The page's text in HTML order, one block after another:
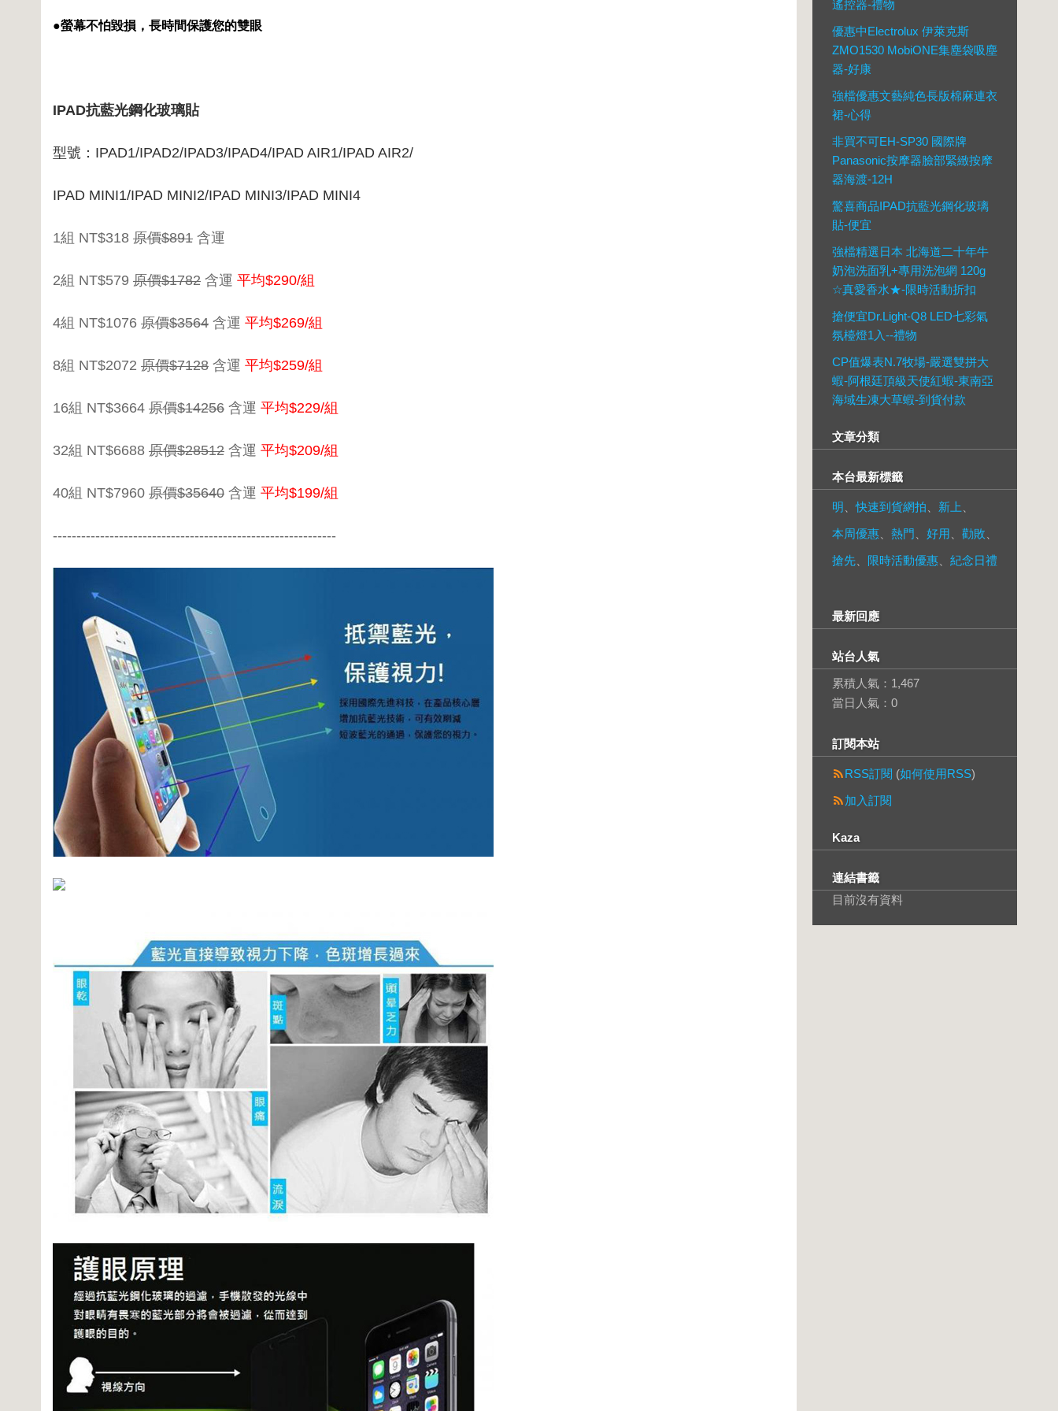
●螢幕不怕毀損，長時間保護您的雙眼
IPAD抗藍光鋼化玻璃貼
型號：IPAD1/IPAD2/IPAD3/IPAD4/IPAD AIR1/IPAD AIR2/
IPAD MINI1/IPAD MINI2/IPAD MINI3/IPAD MINI4
1組 NT$318 原價$891 含運
2組 NT$579 原價$1782 含運 平均$290/組
4組 NT$1076 原價$3564 含運 平均$269/組
8組 NT$2072 原價$7128 含運 平均$259/組
16組 NT$3664 原價$14256 含運 平均$229/組
32組 NT$6688 原價$28512 含運 平均$209/組
40組 NT$7960 原價$35640 含運 平均$199/組
------------------------------------------------------------
遙控器-禮物
優惠中Electrolux 伊萊克斯
ZMO1530 MobiONE集塵袋吸塵
器-好康
強檔優惠文藝純色長版棉麻連衣
裙-心得
非買不可EH-SP30 國際牌
Panasonic按摩器臉部緊緻按摩
器海渡-12H
驚喜商品IPAD抗藍光鋼化玻璃
貼-便宜
強檔精選日本 北海道二十年牛
奶泡洗面乳+專用洗泡網 120g
☆真愛香水★-限時活動折扣
搶便宜Dr.Light-Q8 LED七彩氣
氛檯燈1入--禮物
CP值爆表N.7牧場-嚴選雙拼大
蝦-阿根廷頂級天使紅蝦-東南亞
海域生凍大草蝦-到貨付款
文章分類
本台最新標籤
明 、快速到貨網拍 新上
本周優惠
熱門 好用 勸敗
搶先
限時活動優惠 紀念日禮
最新回應
站台人氣
累積人氣： 1,467
當日人氣： 0
訂閱本站
RSS訂閱 (如何使用RSS)
加入訂閱
Kaza
連結書籤
目前沒有資料